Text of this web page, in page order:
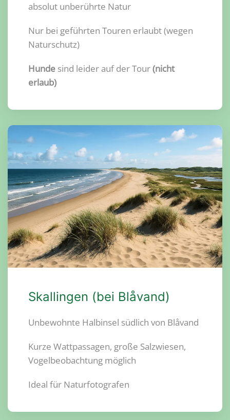
absolut unberührte Natur
Nur bei geführten Touren erlaubt (wegen
Naturschutz)
Hunde sind leider auf der Tour(nicht
erlaub)
Skallingen (bei Blåvand)
Unbewohnte Halbinsel südlich von Blåvand
Kurze Wattpassagen, große Salzwiesen,
Vogelbeobachtung möglich
Ideal für Naturfotografen